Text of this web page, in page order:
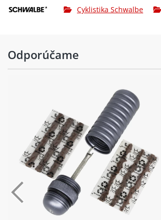
Cyklistika Schwalbe
Odporúčame